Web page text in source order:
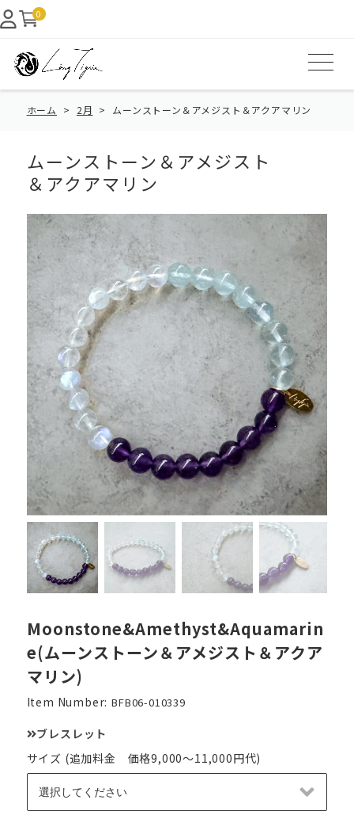
0
ホーム 2月 ムーンストーン＆アメジスト＆アクアマリン
ムーンストーン＆アメジスト
＆アクアマリン
Moonstone&Amethyst&Aquamarin
e(ムーンストーン＆アメジスト＆アクア
マリン)
Item Number: BFB06-010339
ブレスレット
サイズ (追加料金 価格9,000～11,000円代)